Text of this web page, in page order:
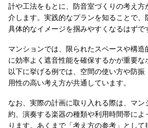
計や工法をもとに、防音室づくりの考え方
介します。実践的なプランを知ることで、
具体的なイメージを掴みやすくなるはずで
マンションでは、限られたスペースや構
に効率よく遮音性能を確保するかが重要な
以下に挙げる例では、空間の使い方や防振
用性の高い考え方が共通しています。
なお、実際の計画に取り入れる際は、マン
約、演奏する楽器の種類や利用時間帯によ
ります。あくまで「考え方の参考」とし